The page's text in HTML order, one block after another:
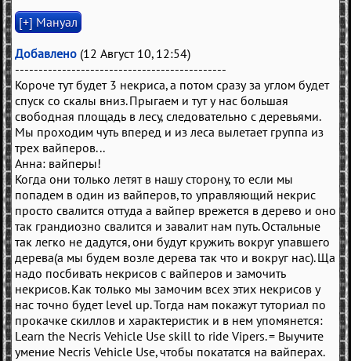
Добавлено (12 Август 10, 12:54)
---------------------------------------------
Короче тут будет 3 некриса, а потом сразу за углом будет
спуск со скалы вниз. Прыгаем и тут у нас большая
свободная площадь в лесу, следовательно с деревьями.
Мы проходим чуть вперед и из леса вылетает группа из
трех вайперов...
Анна: вайперы!
Когда они только летят в нашу сторону, то если мы
попадем в один из вайперов, то управляющий некрис
просто свалится оттуда а вайпер врежется в дерево и оно
так грандиозно свалится и завалит нам путь. Остальные
так легко не дадутся, они будут кружить вокруг упавшего
дерева(а мы будем возле дерева так что и вокруг нас). Ща
надо посбивать некрисов с вайперов и замочить
некрисов. Как только мы замочим всех этих некрисов у
нас точно будет level up. Тогда нам покажут туториал по
прокачке скиллов и характеристик и в нем упомянется:
Learn the Necris Vehicle Use skill to ride Vipers. = Выучите
умение Necris Vehicle Use, чтобы покататся на вайперах.